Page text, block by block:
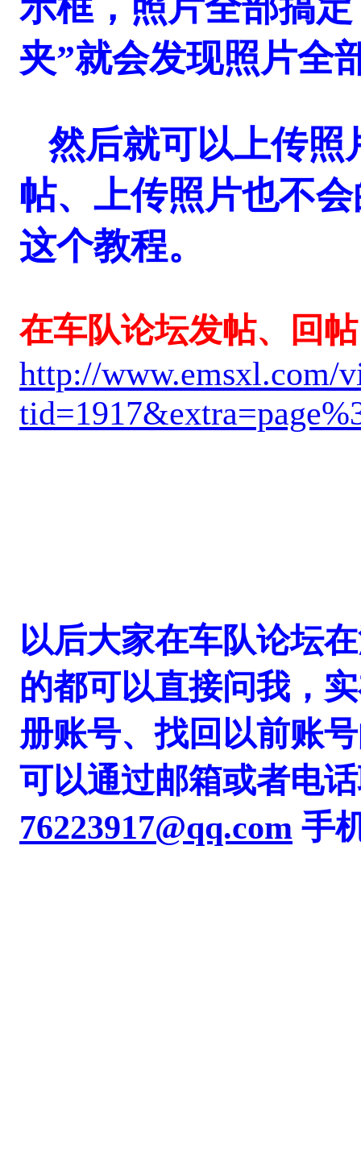
夹”就会发现照片全
然后就可以上传照
帖、上传照片也不
这个教程。
在车队论坛发帖、回
http://www.emsxl.com/
以后大家在车队论坛
的都可以直接问我，
册账号、找回以前账号
可以通过邮箱或者电
76223917@qq.com 手